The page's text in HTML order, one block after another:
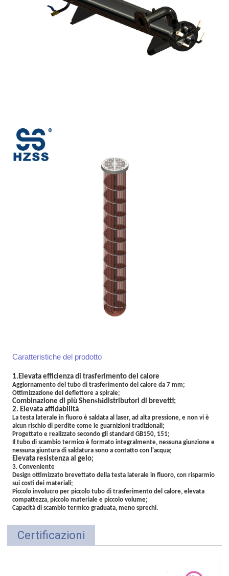
Caratteristiche del prodotto
1.Elevata efficienza di trasferimento del calore
Aggiornamento del tubo di trasferimento del calore da 7 mm;
Ottimizzazione del deflettore a spirale;
Combinazione di più Shenshidistributori di brevetti;
2. Elevata affidabilità
La testa laterale in fluoro è saldata al laser, ad alta pressione, e non vi è
alcun rischio di perdite come le guarnizioni tradizionali;
Progettato e realizzato secondo gli standard GB150, 151;
Il tubo di scambio termico è formato integralmente, nessuna giunzione e
nessuna giuntura di saldatura sono a contatto con l'acqua;
Elevata resistenza al gelo;
3. Conveniente
Design ottimizzato brevettato della testa laterale in fluoro, con risparmio
sui costi dei materiali;
Piccolo involucro per piccolo tubo di trasferimento del calore, elevata
compattezza, piccolo materiale e piccolo volume;
Capacità di scambio termico graduata, meno sprechi.
Certificazioni